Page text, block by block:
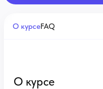
О курсеFAQ
О курсе